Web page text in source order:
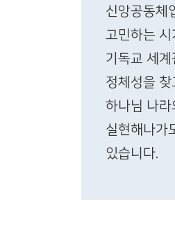
신앙공동체
고민하는
기독교 세계
정체성을
하나님 나라
실현해나가
있습니다.